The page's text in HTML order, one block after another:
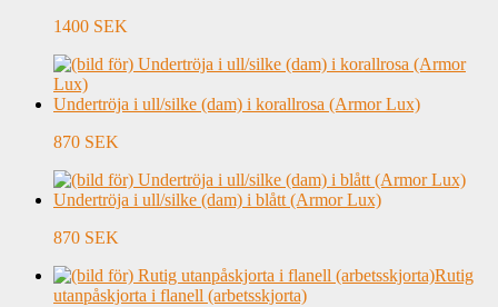
1400 SEK
Undertröja i ull/silke (dam) i korallrosa (Armor Lux)
870 SEK
Undertröja i ull/silke (dam) i blått (Armor Lux)
870 SEK
Rutig
utanpåskjorta i flanell (arbetsskjorta)